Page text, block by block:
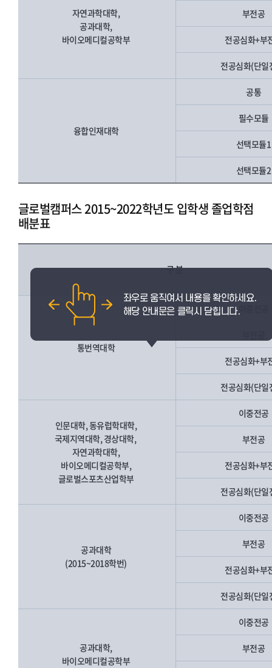
자연과학대학,
공과대학,
바이오메디컬공학부
부전공
전공심화+부
전공심화(단
융합인재대학
공통
필수모듈
선택모듈1
선택모듈2
글로벌캠퍼스 2015~2022학년도 입학생 졸업학점
배분표
구 분
통번역대학
전공심화+부
전공심화(단
인문대학, 동유럽학대학,
국제지역대학, 경상대학,
자연과학대학,
바이오메디컬공학부,
글로벌스포츠산업학부
이중전공
부전공
전공심화+부
전공심화(단
공과대학
(2015~2018학번)
이중전공
부전공
전공심화+부
전공심화(단
공과대학,
바이오메디컬공학부
이중전공
부전공